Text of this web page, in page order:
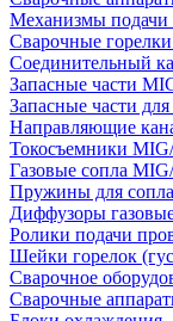
Механизмы
Сварочные
Соединительный
Запасные части
Запасные части
Направляющие
Токосъемники
Газовые сопла
Пружины для
Диффузоры
Ролики подачи
Шейки горелок
Сварочное
Сварочные